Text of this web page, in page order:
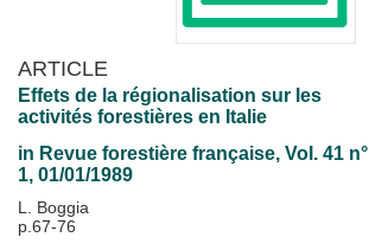
ARTICLE
Effets de la régionalisation sur les
activités forestières en Italie
in Revue forestière française, Vol. 41 n°
1, 01/01/1989
L. Boggia
p.67-76